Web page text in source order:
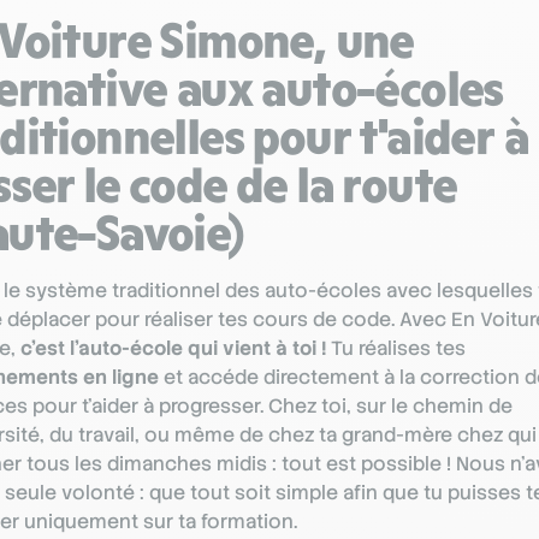
Simone, une
aux auto-écoles
pour t'aider à
le code de la route
Savoie)
le système traditionnel des auto-écoles avec lesquelles
déplacer pour réaliser tes cours de code. Avec En
c’est l’auto-école qui vient à toi !Tu réalises tes
en ligneet accéde directement à la correction
pour t'aider à progresser. Chez toi, sur le chemin de
du travail, ou même de chez ta grand-mère chez
tous les dimanches midis : tout est possible ! Nous
seule volonté : que tout soit simple afin que tu puisses
uniquement sur ta formation.